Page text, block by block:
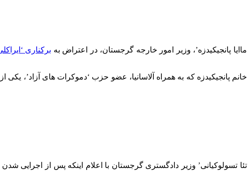
‘ماایا پانجیکیدزه’، وزیر امور خارجه گرجستان، در اعتراض به برکناری
خانم پانجیکیدزه که به همراه آلاسانیا، عضو حزب ‘دموکرات های آزاد’،
‘تئا تسولوکیانی’ وزیر دادگستری گرجستان با اعلام اینکه پس از اجرایی شدن